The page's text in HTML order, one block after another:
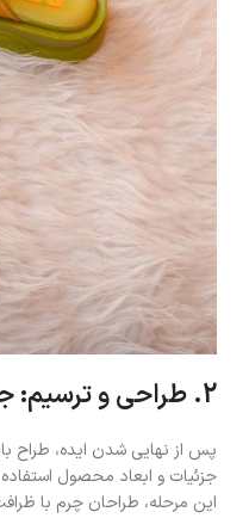
2. طراحی و ترسیم: جان بخشیدن به ایده‌های چرمی
پس از نهایی شدن ایده، طراح
جزئیات و ابعاد محصول
این مرحله، طراحان چرم با